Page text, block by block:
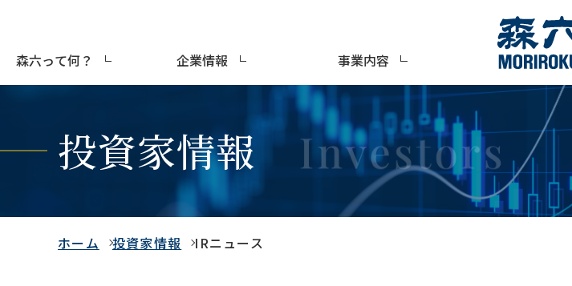
森六って何？ 企業情報 事業内容
投資家情報
ホーム 投資家情報 IRニュース